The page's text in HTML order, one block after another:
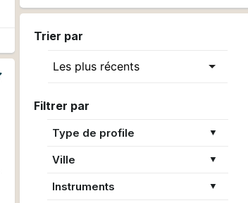
Trier par
Filtrer par
Type de profile ▼
Ville ▼
Instruments ▼